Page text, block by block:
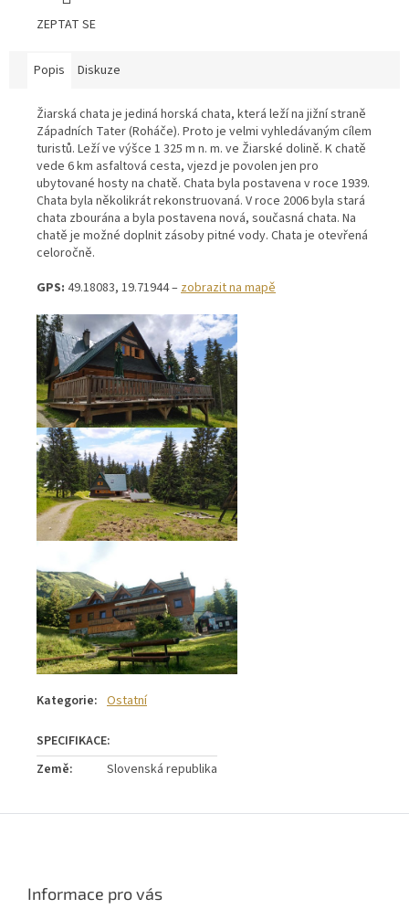
ZEPTAT SE
Popis Diskuze
Žiarská chata je jediná horská chata, která leží na jižní straně
Západních Tater (Roháče). Proto je velmi vyhledávaným cílem
turistů. Leží ve výšce 1 325 m n. m. ve Žiarské dolině. K chatě
vede 6 km asfaltová cesta, vjezd je povolen jen pro
ubytované hosty na chatě. Chata byla postavena v roce 1939.
Chata byla několikrát rekonstruovaná. V roce 2006 byla stará
chata zbourána a byla postavena nová, současná chata. Na
chatě je možné doplnit zásoby pitné vody. Chata je otevřená
celoročně.
GPS: 49.18083, 19.71944 –zobrazit na mapě
Kategorie: Ostatní
Země: Slovenská republika
Informace pro vás